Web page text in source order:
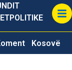
POLITIKE
Kosovë